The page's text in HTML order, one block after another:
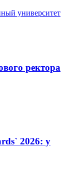
университет
ректора
2026: у